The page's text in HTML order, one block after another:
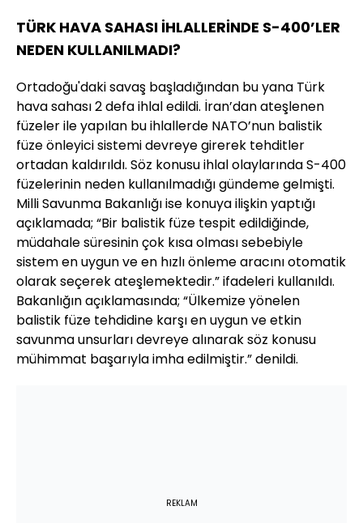
TÜRK HAVA SAHASI İHLALLERİNDE S-400’LER
NEDEN KULLANILMADI?
Ortadoğu'daki savaş başladığından bu yana Türk
hava sahası 2 defa ihlal edildi. İran’dan ateşlenen
füzeler ile yapılan bu ihlallerde NATO’nun balistik
füze önleyici sistemi devreye girerek tehditler
ortadan kaldırıldı. Söz konusu ihlal olaylarında S-400
füzelerinin neden kullanılmadığı gündeme gelmişti.
Milli Savunma Bakanlığı ise konuya ilişkin yaptığı
açıklamada; “Bir balistik füze tespit edildiğinde,
müdahale süresinin çok kısa olması sebebiyle
sistem en uygun ve en hızlı önleme aracını otomatik
olarak seçerek ateşlemektedir.” ifadeleri kullanıldı.
Bakanlığın açıklamasında; “Ülkemize yönelen
balistik füze tehdidine karşı en uygun ve etkin
savunma unsurları devreye alınarak söz konusu
mühimmat başarıyla imha edilmiştir.” denildi.
REKLAM